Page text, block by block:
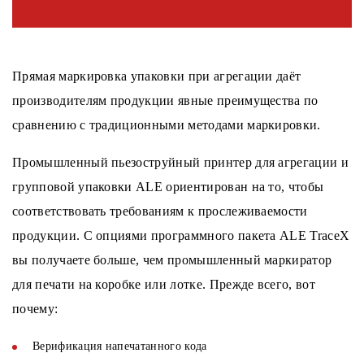
Прямая маркировка упаковки при агрегации даёт
производителям продукции явные преимущества по
сравнению с традиционными методами маркировки.
Промышленный пьезоструйный принтер для агрегации и
групповой упаковки ALE ориентирован на то, чтобы
соответствовать требованиям к прослеживаемости
продукции. С опциями программного пакета ALE TraceX
вы получаете больше, чем промышленный маркиратор
для печати на коробке или лотке. Прежде всего, вот
почему:
Верификация напечатанного кода